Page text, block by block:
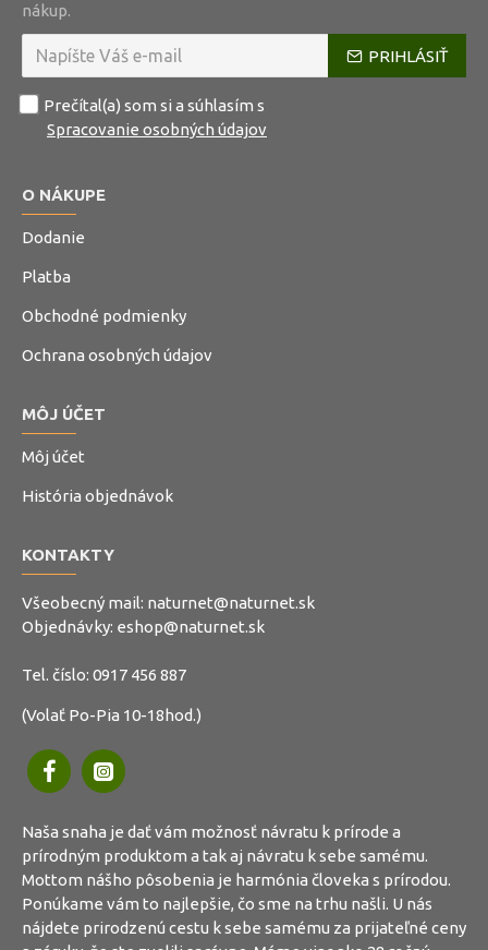
nákup.
PRIHLÁSIŤ
Prečítal(a) som si a súhlasím s
Spracovanie osobných údajov
O NÁKUPE
Dodanie
Platba
Obchodné podmienky
Ochrana osobných údajov
MÔJ ÚČET
Môj účet
História objednávok
KONTAKTY
Všeobecný mail: naturnet@naturnet.sk
Objednávky: eshop@naturnet.sk
Tel. číslo: 0917 456 887
(Volať Po-Pia 10-18hod.)
Naša snaha je dať vám možnosť návratu k prírode a
prírodným produktom a tak aj návratu k sebe samému.
Mottom nášho pôsobenia je harmónia človeka s prírodou.
Ponúkame vám to najlepšie, čo sme na trhu našli. U nás
nájdete prirodzenú cestu k sebe samému za prijateľné ceny